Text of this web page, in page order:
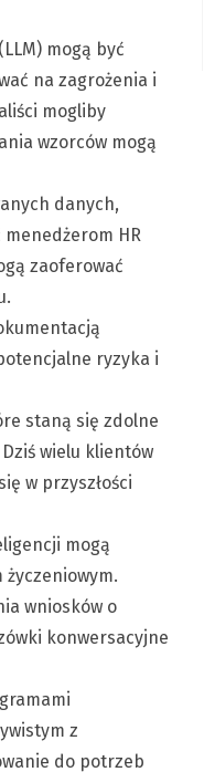
mogą być
na zagrożenia i
mogliby
wzorców mogą
danych,
HR
zaoferować
ryzyka i
staną się zdolne
wielu klientów
w przyszłości
mogą
wniosków o
konwersacyjne
z
do potrzeb